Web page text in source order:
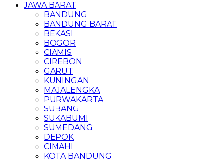
JAWA BARAT
BANDUNG
BANDUNG BARAT
BEKASI
BOGOR
CIAMIS
CIREBON
GARUT
KUNINGAN
MAJALENGKA
PURWAKARTA
SUBANG
SUKABUMI
SUMEDANG
DEPOK
CIMAHI
KOTA BANDUNG